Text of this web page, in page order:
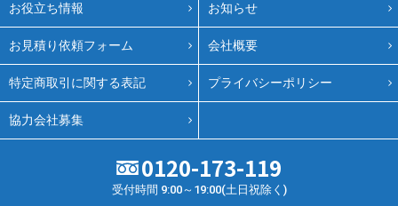
お役立ち情報 お知らせ
お見積り依頼フォーム 会社概要
特定商取引に関する表記 プライバシーポリシー
協力会社募集
0120-173-119
受付時間 9:00～19:00(土日祝除く)